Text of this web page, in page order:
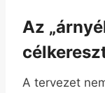
Az
A tervezet